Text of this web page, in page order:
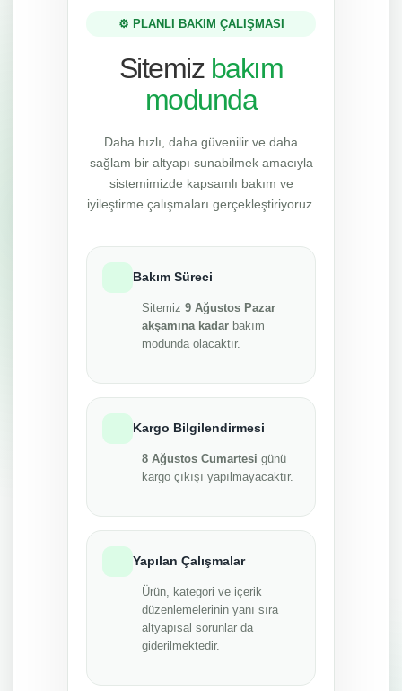
⚙️ PLANLI BAKIM ÇALIŞMASI
Sitemiz bakım
modunda
Daha hızlı, daha güvenilir ve daha
sağlam bir altyapı sunabilmek amacıyla
sistemimizde kapsamlı bakım ve
iyileştirme çalışmaları gerçekleştiriyoruz.
Bakım Süreci
Sitemiz 9 Ağustos Pazar
akşamına kadar bakım
modunda olacaktır.
Kargo Bilgilendirmesi
8 Ağustos Cumartesi günü
kargo çıkışı yapılmayacaktır.
Yapılan Çalışmalar
Ürün, kategori ve içerik
düzenlemelerinin yanı sıra
altyapısal sorunlar da
giderilmektedir.